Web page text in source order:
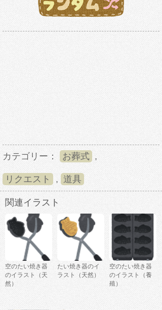
カテゴリー： お葬式 ,
リクエスト , 道具
関連イラスト
空のたい焼き器
のイラスト（天
然）
たい焼き器のイ
ラスト（天然）
空のたい焼き器
のイラスト（養
殖）